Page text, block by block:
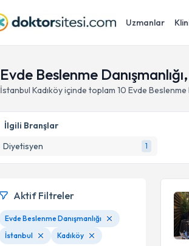
Uzmanlar
Evde Beslenme
İstanbul Kadıköyiçinde toplam 10 Evde Beslenme
İlgili Branşlar
Diyetisyen
1
Aktif Filtreler
Evde Beslenme Danışmanlığı
İstanbul
Kadıköy